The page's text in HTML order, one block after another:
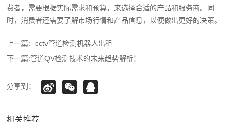
费者，需要根据实际需求和预算，来选择合适的产品和服务商。同
时，消费者还需要了解市场行情和产品信息，以便做出更好的决策。
上一篇:
cctv管道检测机器人出租
下一篇:管道QV检测技术的未来趋势解析！
分享到：
相关推荐